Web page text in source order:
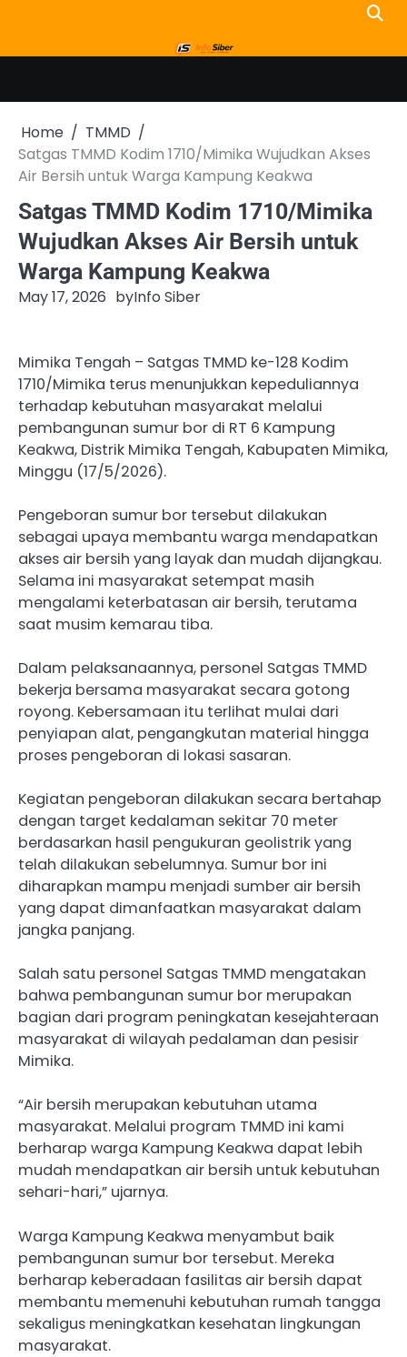
content
Home
TMMD
Satgas TMMD Kodim 1710/Mimika Wujudkan Akses
Air Bersih untuk Warga Kampung Keakwa
Satgas TMMD Kodim 1710/Mimika
Wujudkan Akses Air Bersih untuk
Warga Kampung Keakwa
May 17, 2026 byInfo Siber
Mimika Tengah – Satgas TMMD ke-128 Kodim
1710/Mimika terus menunjukkan kepeduliannya
terhadap kebutuhan masyarakat melalui
pembangunan sumur bor di RT 6 Kampung
Keakwa, Distrik Mimika Tengah, Kabupaten Mimika,
Minggu (17/5/2026).
Pengeboran sumur bor tersebut dilakukan
sebagai upaya membantu warga mendapatkan
akses air bersih yang layak dan mudah dijangkau.
Selama ini masyarakat setempat masih
mengalami keterbatasan air bersih, terutama
saat musim kemarau tiba.
Dalam pelaksanaannya, personel Satgas TMMD
bekerja bersama masyarakat secara gotong
royong. Kebersamaan itu terlihat mulai dari
penyiapan alat, pengangkutan material hingga
proses pengeboran di lokasi sasaran.
Kegiatan pengeboran dilakukan secara bertahap
dengan target kedalaman sekitar 70 meter
berdasarkan hasil pengukuran geolistrik yang
telah dilakukan sebelumnya. Sumur bor ini
diharapkan mampu menjadi sumber air bersih
yang dapat dimanfaatkan masyarakat dalam
jangka panjang.
Salah satu personel Satgas TMMD mengatakan
bahwa pembangunan sumur bor merupakan
bagian dari program peningkatan kesejahteraan
masyarakat di wilayah pedalaman dan pesisir
Mimika.
“Air bersih merupakan kebutuhan utama
masyarakat. Melalui program TMMD ini kami
berharap warga Kampung Keakwa dapat lebih
mudah mendapatkan air bersih untuk kebutuhan
sehari-hari,” ujarnya.
Warga Kampung Keakwa menyambut baik
pembangunan sumur bor tersebut. Mereka
berharap keberadaan fasilitas air bersih dapat
membantu memenuhi kebutuhan rumah tangga
sekaligus meningkatkan kesehatan lingkungan
masyarakat.